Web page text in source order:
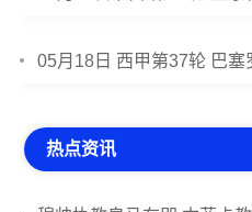
05月18日 西甲第37轮 巴
热点资讯